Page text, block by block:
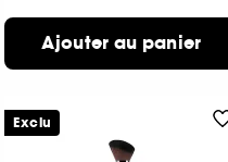
Ajouter au panier
Exclu